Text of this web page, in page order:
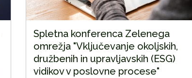
Spletna konferenca Zelenega
omrežja "Vključevanje okoljskih,
družbenih in upravljavskih (ESG)
vidikov v poslovne procese"